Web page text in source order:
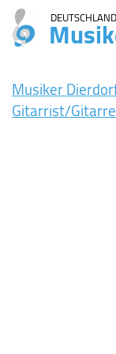
Musiker
Gitarrist/